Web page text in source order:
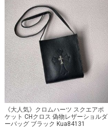
《大人気》クロムハーツ スクエアポ
ケット CHクロス 偽物レザーショルダ
ーバッグ ブラック Kua84131